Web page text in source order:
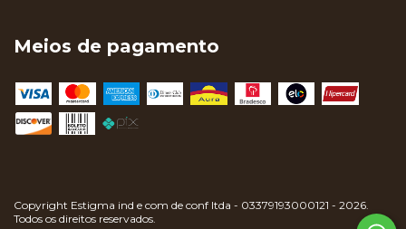
Meios de pagamento
Copyright Estigma ind e com de conf ltda - 03379193000121 - 2026.
Todos os direitos reservados.